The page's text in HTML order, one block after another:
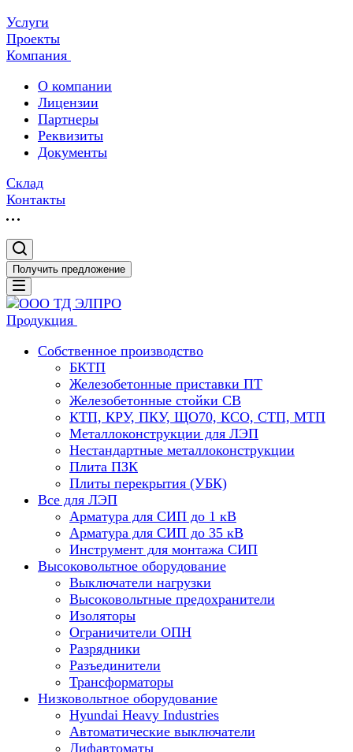
Услуги
Проекты
Компания
О компании
Лицензии
Партнеры
Реквизиты
Документы
Склад
Контакты
Получить предложение
Продукция
Собственное производство
БКТП
Железобетонные приставки ПТ
Железобетонные стойки СВ
КТП, КРУ, ПКУ, ЩО70, КСО, СТП, МТП
Металлоконструкции для ЛЭП
Нестандартные металлоконструкции
Плита ПЗК
Плиты перекрытия (УБК)
Все для ЛЭП
Арматура для СИП до 1 кВ
Арматура для СИП до 35 кВ
Инструмент для монтажа СИП
Высоковольтное оборудование
Выключатели нагрузки
Высоковольтные предохранители
Изоляторы
Ограничители ОПН
Разрядники
Разъединители
Трансформаторы
Низковольтное оборудование
Hyundai Heavy Industries
Автоматические выключатели
Дифавтоматы